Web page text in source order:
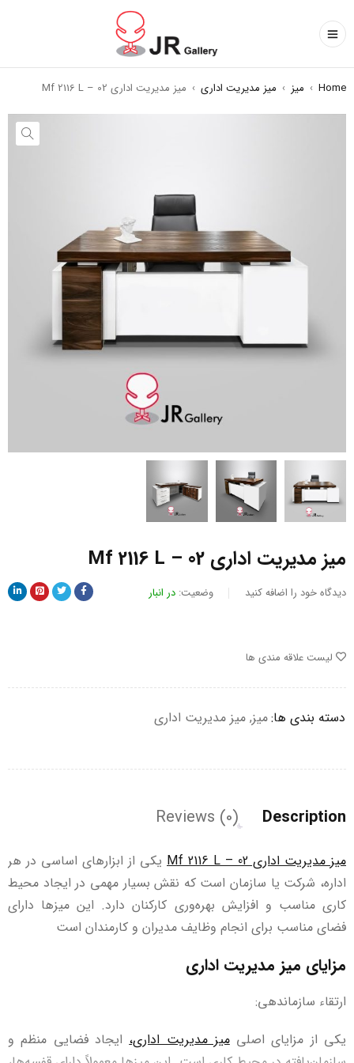
Home
› میز › میز مدیریت اداری › میز مدیریت اداری Mf 2116 L – 02
میز مدیریت اداری Mf 2116 L – 02
دیدگاه خود را اضافه کنید وضعیت: در انبار
لیست علاقه مندی ها
دسته بندی ها:میز, میز مدیریت اداری
Description
Reviews (0)
میز مدیریت اداری Mf 2116 L – 02
یکی از ابزارهای اساسی در هر
اداره، شرکت یا سازمان است که نقش بسیار مهمی در ایجاد محیط
کاری مناسب و افزایش بهره‌وری کارکنان دارد. این میزها دارای
فضای مناسب برای انجام وظایف مدیران و کارمندان است
مزایای میز مدیریت اداری
ارتقاء سازماندهی:
یکی از مزایای اصلیمیز مدیریت اداری،ایجاد فضایی منظم و